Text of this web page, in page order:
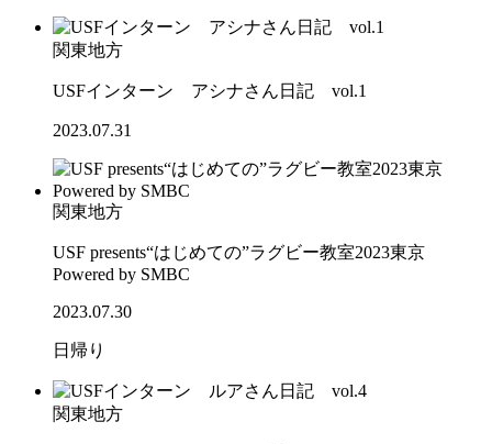
関東地方
USFインターン アシナさん日記 vol.1
2023.07.31
関東地方
USF presents“はじめての”ラグビー教室2023東京
Powered by SMBC
2023.07.30
日帰り
関東地方